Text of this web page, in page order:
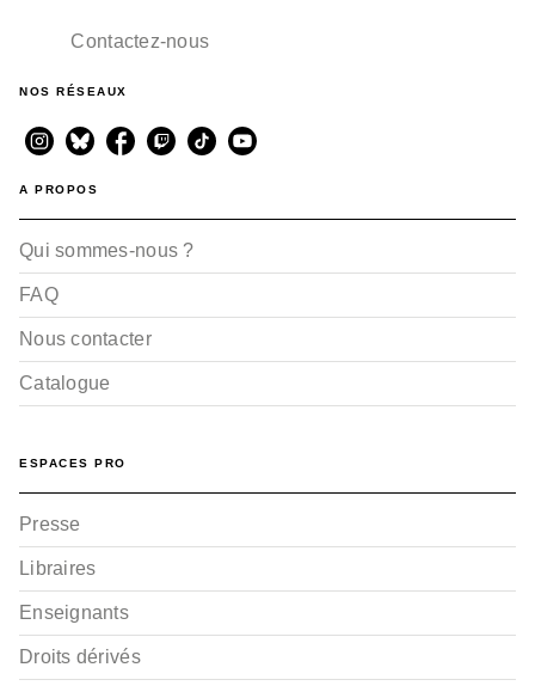
Contactez-nous
NOS RÉSEAUX
A PROPOS
Qui sommes-nous ?
FAQ
Nous contacter
Catalogue
ESPACES PRO
Presse
Libraires
Enseignants
Droits dérivés